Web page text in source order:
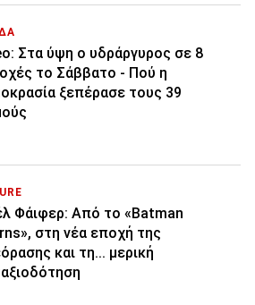
Στα ύψη ο υδράργυρος σε 8
το Σάββατο - Πού η
ξεπέρασε τους 39
Φάιφερ: Από το «Batman
στη νέα εποχή της
και τη... μερική